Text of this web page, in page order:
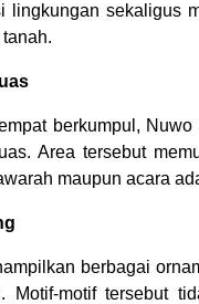
lingkungan sekaligus
berkumpul,
Area tersebut
maupun acara
berbagai
Motif-motif tersebut